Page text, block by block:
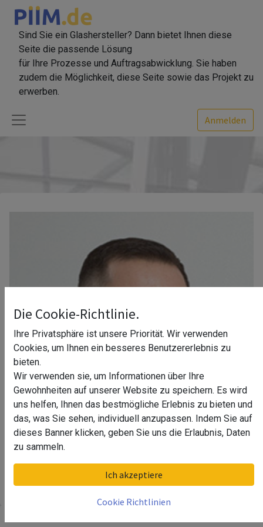
Sind Sie ein Glashersteller? Dann bietet Ihnen diese
Seite die passende Lösung
für Ihre Prozesse und Auftragsabwicklung. Sie haben
zudem die Möglichkeit, diese Seite sowie das Projekt zu
erwerben.
Anmelden
Ihr Berater in Düsseldorf
Die Cookie-Richtlinie.
Ihre Privatsphäre ist unsere Priorität. Wir verwenden
Cookies, um Ihnen ein besseres Benutzererlebnis zu
bieten.
Wir verwenden sie, um Informationen über Ihre
Gewohnheiten auf unserer Website zu speichern. Es wird
uns helfen, Ihnen das bestmögliche Erlebnis zu bieten und
das, was Sie sehen, individuell anzupassen. Indem Sie auf
dieses Banner klicken, geben Sie uns die Erlaubnis, Daten
zu sammeln.
Ich akzeptiere
Cookie Richtlinien